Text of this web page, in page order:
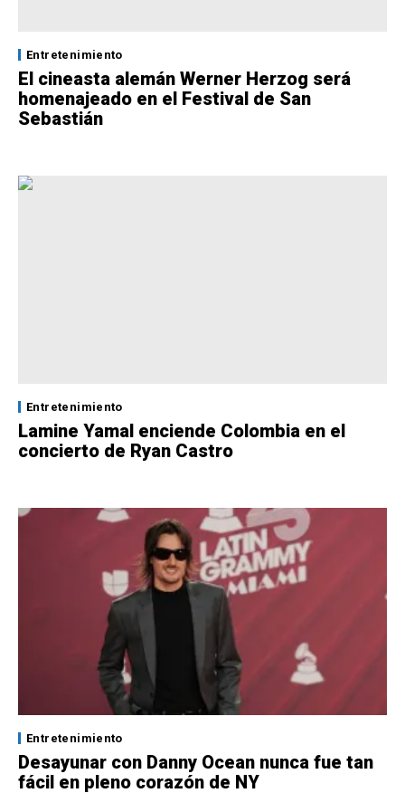
Entretenimiento
El cineasta alemán Werner Herzog será
homenajeado en el Festival de San
Sebastián
Entretenimiento
Lamine Yamal enciende Colombia en el
concierto de Ryan Castro
Entretenimiento
Desayunar con Danny Ocean nunca fue tan
fácil en pleno corazón de NY